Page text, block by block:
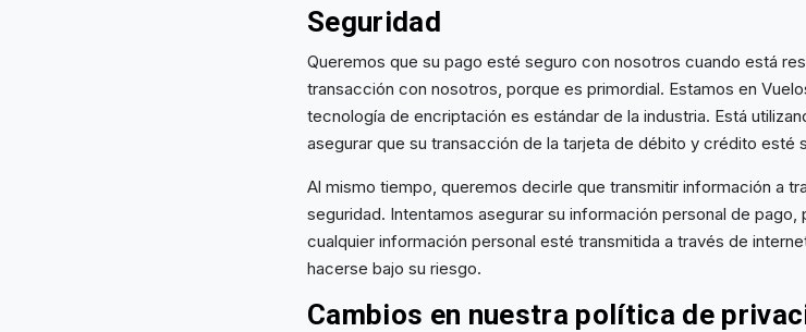
Seguridad
Queremos que su pago esté seguro con nosotros cuando está
transacción con nosotros, porque es primordial. Estamos en
tecnología de encriptación es estándar de la industria. Está
asegurar que su transacción de la tarjeta de débito y crédito esté
Al mismo tiempo, queremos decirle que transmitir información a
seguridad. Intentamos asegurar su información personal de
cualquier información personal esté transmitida a través de
hacerse bajo su riesgo.
Cambios en nuestra política de